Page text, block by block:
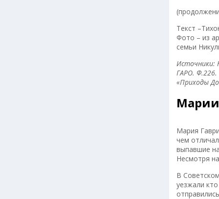
Текст
Фото – из
семьи
Источники:
ГАРО. Ф.226.
«Приходы
Марии
Мария
чем
выпавшие
Несмотря
В
уезжали